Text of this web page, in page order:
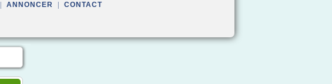
ANNONCER CONTACT